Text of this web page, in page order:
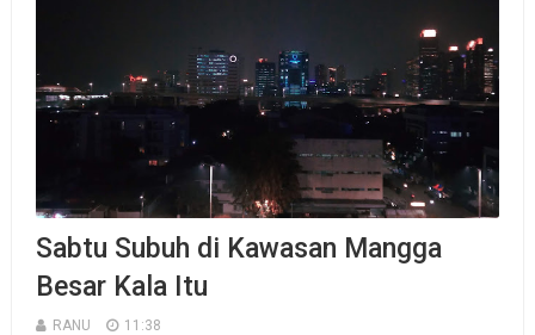
Sabtu Subuh di Kawasan Mangga
Besar Kala Itu
RANU 11:38